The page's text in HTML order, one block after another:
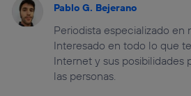
Pablo G. Bejerano
Periodista especializado en
Interesado en todo lo que
Internet y sus posibilidades
las personas.